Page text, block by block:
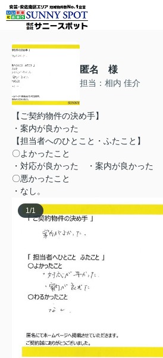
匿名 様
担当：相内 佳介
【ご契約物件の決め手】
・案内が良かった
【担当者へのひとこと・ふたこと】
〇よかったこと
・対応が良かった ・案内が良かった
〇悪かったこと
・なし。
1/1